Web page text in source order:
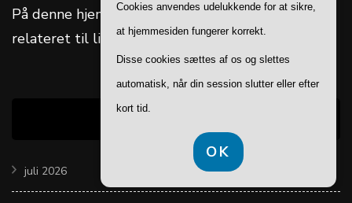
På denne hjemmeside kan du få information
relateret til livsstil og wellness.
juli 2026
Cookies anvendes udelukkende for at sikre,
at hjemmesiden fungerer korrekt.
Disse cookies sættes af os og slettes
automatisk, når din session slutter eller efter
kort tid.
OK